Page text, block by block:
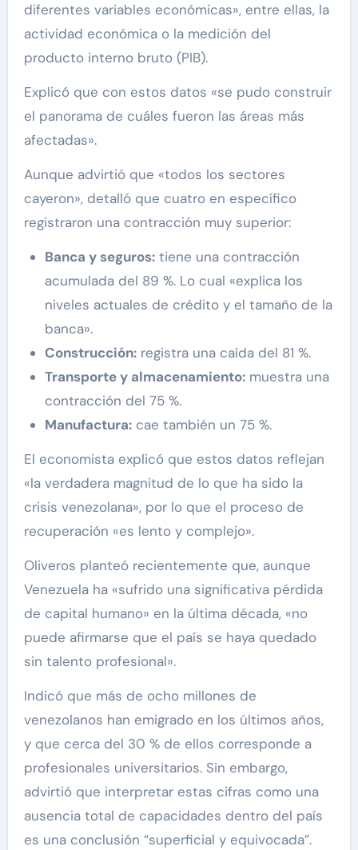
diferentes variables económicas», entre ellas, la
actividad económica o la medición del
producto interno bruto (PIB).
Explicó que con estos datos «se pudo construir
el panorama de cuáles fueron las áreas más
afectadas».
Aunque advirtió que «todos los sectores
cayeron», detalló que cuatro en específico
registraron una contracción muy superior:
Banca y seguros:tiene una contracción
acumulada del 89 %. Lo cual «explica los
niveles actuales de crédito y el tamaño de la
banca».
Construcción:registra una caída del 81 %.
Transporte y almacenamiento:muestra una
contracción del 75 %.
Manufactura:cae también un 75 %.
El economista explicó que estos datos reflejan
«la verdadera magnitud de lo que ha sido la
crisis venezolana», por lo que el proceso de
recuperación «es lento y complejo».
Oliveros planteó recientemente que, aunque
Venezuela ha «sufrido una significativa pérdida
de capital humano» en la última década, «no
puede afirmarse que el país se haya quedado
sin talento profesional».
Indicó que más de ocho millones de
venezolanos han emigrado en los últimos años,
y que cerca del 30 % de ellos corresponde a
profesionales universitarios. Sin embargo,
advirtió que interpretar estas cifras como una
ausencia total de capacidades dentro del país
es una conclusión “superficial y equivocada”.